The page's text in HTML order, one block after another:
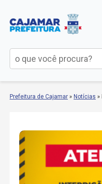
Prefeitura de Cajamar » Notícias »